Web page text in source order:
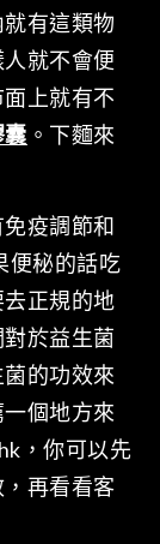
有這類物
就不會便
上就有不
。下麵來
疫調節和
便秘的話吃
正規的地
於益生菌
的功效來
個地方來
，你可以先
再看看客